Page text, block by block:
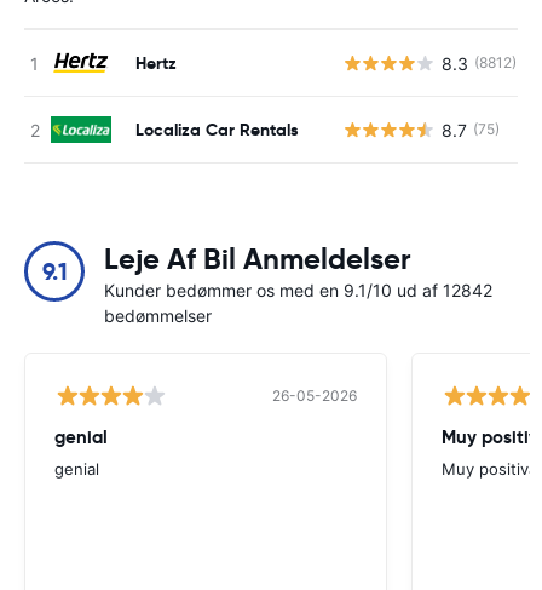
Hertz 8.3 (8812)
Localiza Car Rentals 8.7 (75)
9.1 Leje Af Bil Anmeldelser
Kunder bedømmer os med en 9.1/10 ud af 12842
bedømmelser
26-05-2026
genial
genial
Muy
Muy positiva